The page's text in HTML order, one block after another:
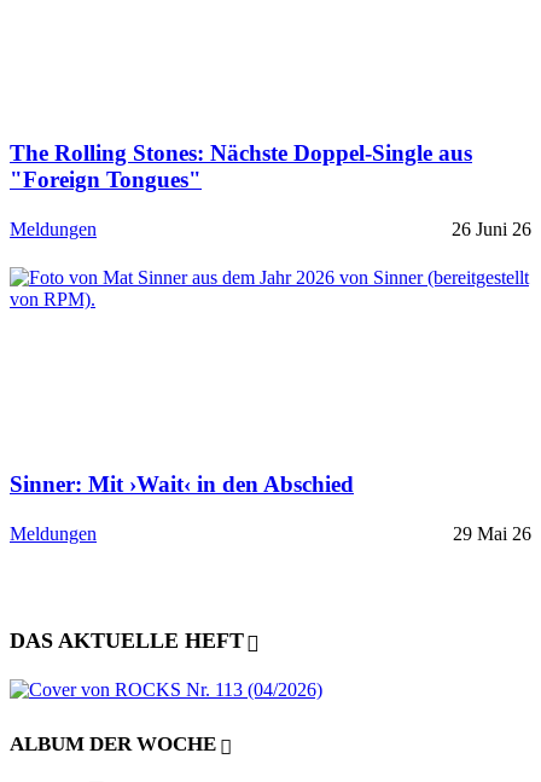
The Rolling Stones: Nächste Doppel-Single aus
"Foreign Tongues"
Meldungen 26 Juni 26
Sinner: Mit ›Wait‹ in den Abschied
Meldungen 29 Mai 26
DAS AKTUELLE HEFT
ALBUM DER WOCHE